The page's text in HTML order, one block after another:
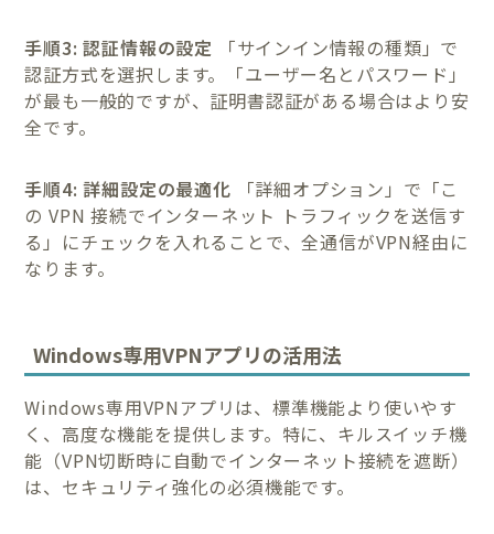
手順3: 認証情報の設定 「サインイン情報の種類」で
認証方式を選択します。「ユーザー名とパスワード」
が最も一般的ですが、証明書認証がある場合はより安
全です。
手順4: 詳細設定の最適化 「詳細オプション」で「こ
の VPN 接続でインターネット トラフィックを送信す
る」にチェックを入れることで、全通信がVPN経由に
なります。
Windows専用VPNアプリの活用法
Windows専用VPNアプリは、標準機能より使いやす
く、高度な機能を提供します。特に、キルスイッチ機
能（VPN切断時に自動でインターネット接続を遮断）
は、セキュリティ強化の必須機能です。